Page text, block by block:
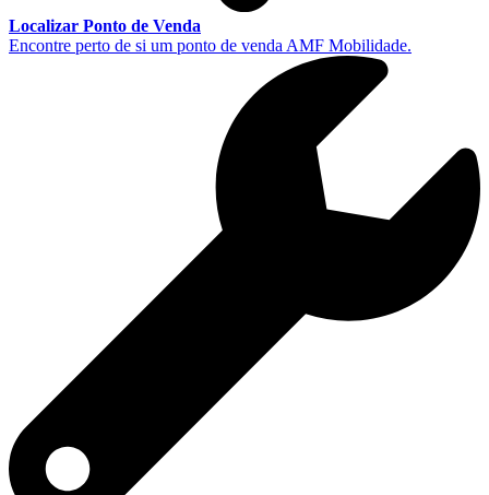
Localizar Ponto de Venda
Encontre perto de si um ponto de venda AMF Mobilidade.